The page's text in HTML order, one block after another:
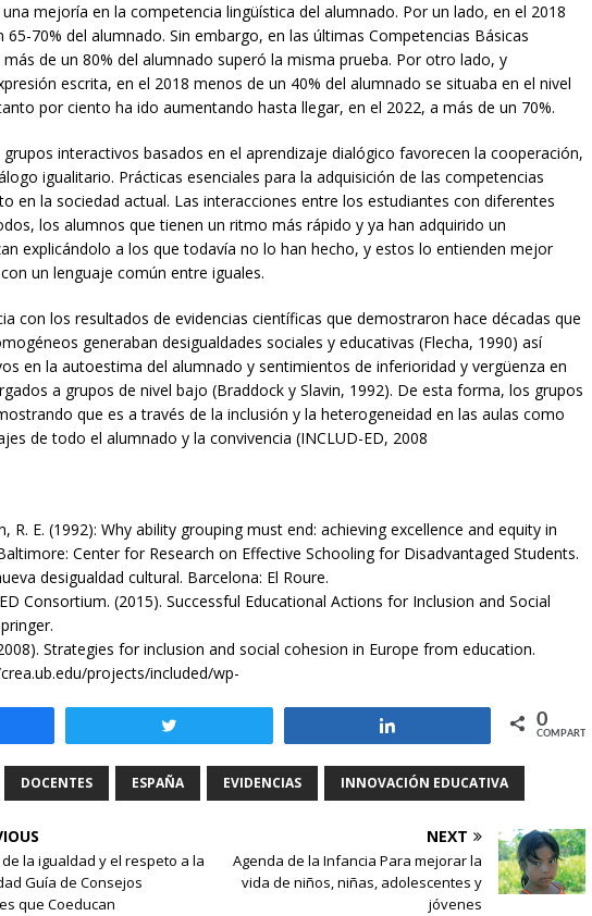
mejoría en la competencia lingüística del alumnado. Por un lado, en el 2018
65-70% del alumnado. Sin embargo, en las últimas Competencias Básicas
de un 80% del alumnado superó la misma prueba. Por otro lado, y
escrita, en el 2018 menos de un 40% del alumnado se situaba en el nivel
por ciento ha ido aumentando hasta llegar, en el 2022, a más de un 70%.
interactivos basados en el aprendizaje dialógico favorecen la cooperación,
igualitario. Prácticas esenciales para la adquisición de las competencias
en la sociedad actual. Las interacciones entre los estudiantes con diferentes
los alumnos que tienen un ritmo más rápido y ya han adquirido un
explicándolo a los que todavía no lo han hecho, y estos lo entienden mejor
un lenguaje común entre iguales.
con los resultados de evidencias científicas que demostraron hace décadas que
generaban desigualdades sociales y educativas (Flecha, 1990) así
en la autoestima del alumnado y sentimientos de inferioridad y vergüenza en
a grupos de nivel bajo (Braddock y Slavin, 1992). De esta forma, los grupos
que es a través de la inclusión y la heterogeneidad en las aulas como
de todo el alumnado y la convivencia (INCLUD-ED, 2008
R. E. (1992): Why ability grouping must end: achieving excellence and equity in
Center for Research on Effective Schooling for Disadvantaged Students.
desigualdad cultural. Barcelona: El Roure.
Consortium. (2015). Successful Educational Actions for Inclusion and Social
Strategies for inclusion and social cohesion in Europe from education.
projects/included/wp-
0
COMPARTIR
DOCENTES ESPAÑA EVIDENCIAS INNOVACIÓN EDUCATIVA
la igualdad y el respeto a la
Guía de Consejos
que Coeducan
NEXT
Agenda de la Infancia Para mejorar la
vida de niños, niñas, adolescentes y
jóvenes